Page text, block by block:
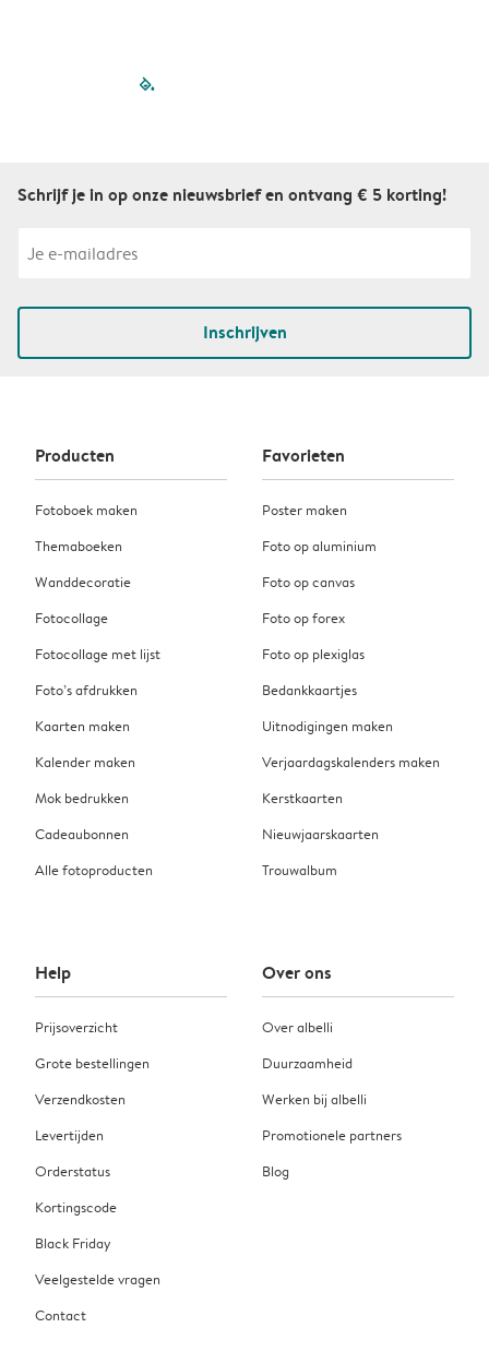
filled-pagination
Schrijf je in op onze nieuwsbrief en ontvang € 5 korting!
Inschrijven
Producten
Fotoboek maken
Themaboeken
Wanddecoratie
Fotocollage
Fotocollage met lijst
Foto’s afdrukken
Kaarten maken
Kalender maken
Mok bedrukken
Cadeaubonnen
Alle fotoproducten
Favorieten
Poster maken
Foto op aluminium
Foto op canvas
Foto op forex
Foto op plexiglas
Bedankkaartjes
Uitnodigingen maken
Verjaardagskalenders maken
Kerstkaarten
Nieuwjaarskaarten
Trouwalbum
Help
Prijsoverzicht
Grote bestellingen
Verzendkosten
Levertijden
Orderstatus
Kortingscode
Black Friday
Veelgestelde vragen
Contact
Over ons
Over albelli
Duurzaamheid
Werken bij albelli
Promotionele partners
Blog